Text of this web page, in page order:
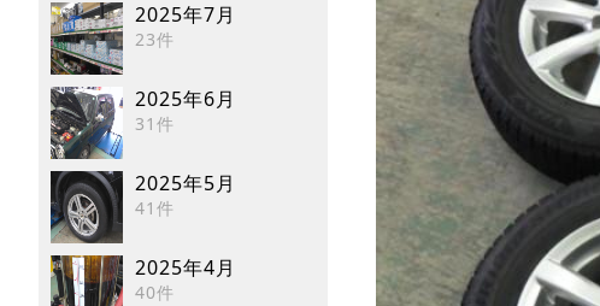
2025年7月
23件
2025年6月
31件
2025年5月
41件
2025年4月
40件